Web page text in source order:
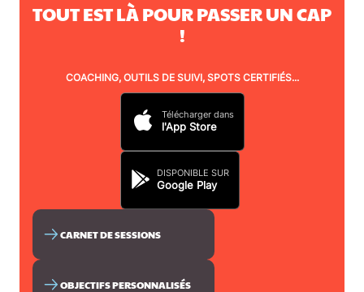
TOUT EST LÀ POUR PASSER UN CAP
!
COACHING, OUTILS DE SUIVI, SPOTS CERTIFIÉS...
Télécharger dans
l'App Store
DISPONIBLE SUR
Google Play
CARNET DE SESSIONS
OBJECTIFS PERSONNALISÉS